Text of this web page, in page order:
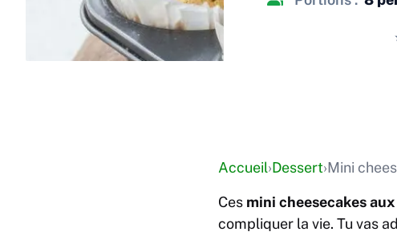
Accueil›Dessert›Mini
Ces mini cheesecakes
compliquer la vie. Tu vas